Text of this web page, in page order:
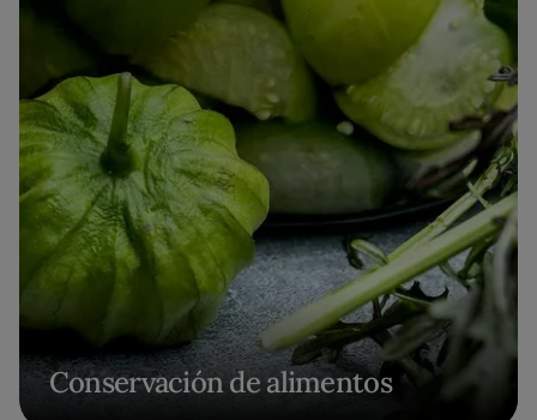
Conservación de alimentos